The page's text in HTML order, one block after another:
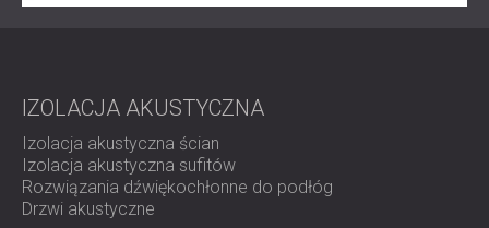
IZOLACJA AKUSTYCZNA
Izolacja akustyczna ścian
Izolacja akustyczna sufitów
Rozwiązania dźwiękochłonne do podłóg
Drzwi akustyczne